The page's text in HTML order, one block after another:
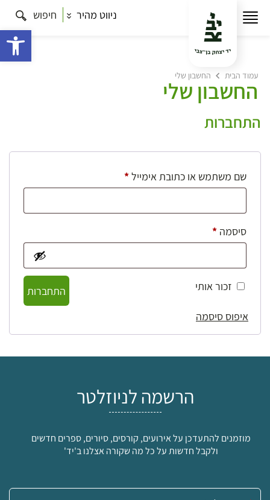
ניווט מהיר חיפוש
עמוד הבית החשבון שלי
החשבון שלי
התחברות
שם משתמש או כתובת אימייל*חובה
סיסמה *חובה
זכור אותי
התחברות
איפוס סיסמה
הרשמה לניוזלטר
מוזמנים להתעדכן על אירועים, קורסים, סיורים, ספרים חדשים
ולקבל חדשות על כל מה שקורה אצלנו ב'יד'
אימייל: